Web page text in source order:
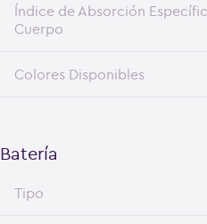
Índice de Absorción
Cuerpo
Colores Disponibles
Batería
Tipo